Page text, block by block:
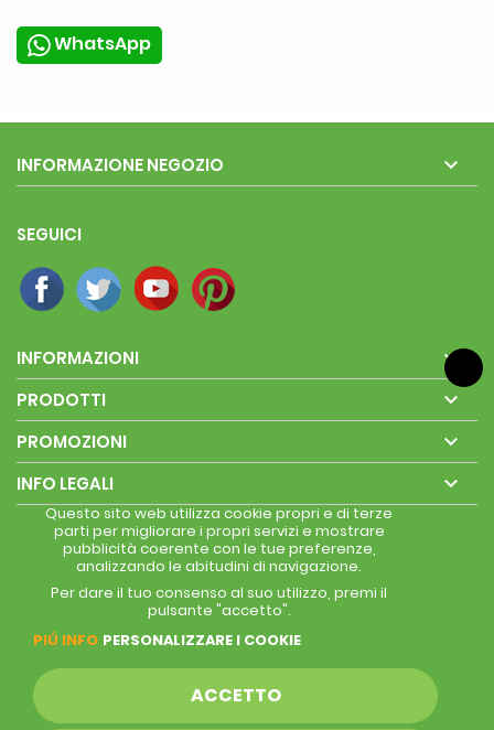
WhatsApp
INFORMAZIONE NEGOZIO 
SEGUICI
INFORMAZIONI 
PRODOTTI 
PROMOZIONI 
INFO LEGALI 
Questo sito web utilizza cookie propri e di terze
parti per migliorare i propri servizi e mostrare
pubblicità coerente con le tue preferenze,
analizzando le abitudini di navigazione.
Per dare il tuo consenso al suo utilizzo, premi il
pulsante "accetto".
PIÚ INFO PERSONALIZZARE I COOKIE
ACCETTO